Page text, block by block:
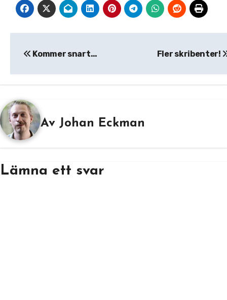
Kommer snart… Fler skribenter!
Av Johan Eckman
Lämna ett svar